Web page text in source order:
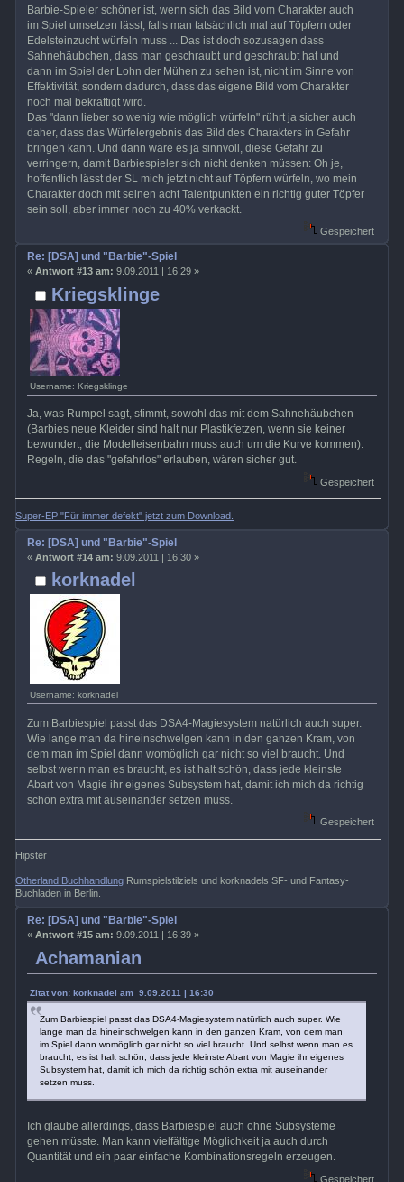
Barbie-Spieler schöner ist, wenn sich das Bild vom Charakter auch
im Spiel umsetzen lässt, falls man tatsächlich mal auf Töpfern oder
Edelsteinzucht würfeln muss ... Das ist doch sozusagen dass
Sahnehäubchen, dass man geschraubt und geschraubt hat und
dann im Spiel der Lohn der Mühen zu sehen ist, nicht im Sinne von
Effektivität, sondern dadurch, dass das eigene Bild vom Charakter
noch mal bekräftigt wird.
Das "dann lieber so wenig wie möglich würfeln" rührt ja sicher auch
daher, dass das Würfelergebnis das Bild des Charakters in Gefahr
bringen kann. Und dann wäre es ja sinnvoll, diese Gefahr zu
verringern, damit Barbiespieler sich nicht denken müssen: Oh je,
hoffentlich lässt der SL mich jetzt nicht auf Töpfern würfeln, wo mein
Charakter doch mit seinen acht Talentpunkten ein richtig guter Töpfer
sein soll, aber immer noch zu 40% verkackt.
Gespeichert
Kriegsklinge
Username: Kriegsklinge
Re: [DSA] und "Barbie"-Spiel
« Antwort #13 am: 9.09.2011 | 16:29 »
Ja, was Rumpel sagt, stimmt, sowohl das mit dem Sahnehäubchen
(Barbies neue Kleider sind halt nur Plastikfetzen, wenn sie keiner
bewundert, die Modelleisenbahn muss auch um die Kurve kommen).
Regeln, die das "gefahrlos" erlauben, wären sicher gut.
Gespeichert
Super-EP "Für immer defekt" jetzt zum Download.
korknadel
Username: korknadel
Re: [DSA] und "Barbie"-Spiel
« Antwort #14 am: 9.09.2011 | 16:30 »
Zum Barbiespiel passt das DSA4-Magiesystem natürlich auch super.
Wie lange man da hineinschwelgen kann in den ganzen Kram, von
dem man im Spiel dann womöglich gar nicht so viel braucht. Und
selbst wenn man es braucht, es ist halt schön, dass jede kleinste
Abart von Magie ihr eigenes Subsystem hat, damit ich mich da richtig
schön extra mit auseinander setzen muss.
Gespeichert
Hipster
Otherland Buchhandlung Rumspielstilziels und korknadels SF- und Fantasy-
Buchladen in Berlin.
Achamanian
Re: [DSA] und "Barbie"-Spiel
« Antwort #15 am: 9.09.2011 | 16:39 »
Zitat von: korknadel am 9.09.2011 | 16:30
Zum Barbiespiel passt das DSA4-Magiesystem natürlich auch super. Wie
lange man da hineinschwelgen kann in den ganzen Kram, von dem man
im Spiel dann womöglich gar nicht so viel braucht. Und selbst wenn man es
braucht, es ist halt schön, dass jede kleinste Abart von Magie ihr eigenes
Subsystem hat, damit ich mich da richtig schön extra mit auseinander
setzen muss.
Ich glaube allerdings, dass Barbiespiel auch ohne Subsysteme
gehen müsste. Man kann vielfältige Möglichkeit ja auch durch
Quantität und ein paar einfache Kombinationsregeln erzeugen.
Gespeichert